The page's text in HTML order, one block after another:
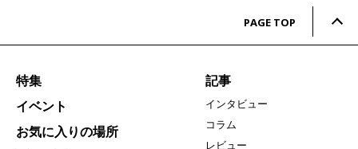
PAGE TOP
特集
イベント
お気に入りの場所
記事
インタビュー
コラム
レビュー